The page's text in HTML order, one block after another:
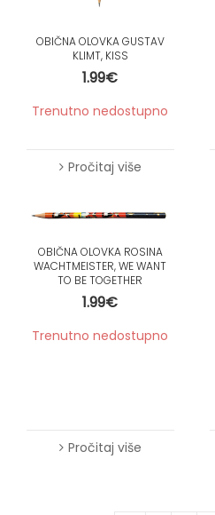
OBIČNA OLOVKA GUSTAV
KLIMT, KISS
1.99€
Trenutno nedostupno
Pročitaj više
OBIČNA OLOVKA ROSINA
WACHTMEISTER, WE WANT
TO BE TOGETHER
1.99€
Trenutno nedostupno
Pročitaj više